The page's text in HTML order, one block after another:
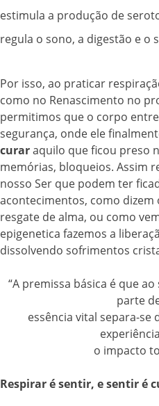
estimula a produção de
regula o sono, a digestão e o
Por isso, ao praticar
como no Renascimento no
permitimos que o corpo
segurança, onde ele
curaraquilo que ficou preso
memórias, bloqueios. Assim
nosso Ser que podem ter
acontecimentos, como dizem
resgate de alma, ou como
epigenetica fazemos a
dissolvendo sofrimentos
“A premissa básica é que
parte
essência vital separa-se
o impacto
Respirar é sentir, e sentir é